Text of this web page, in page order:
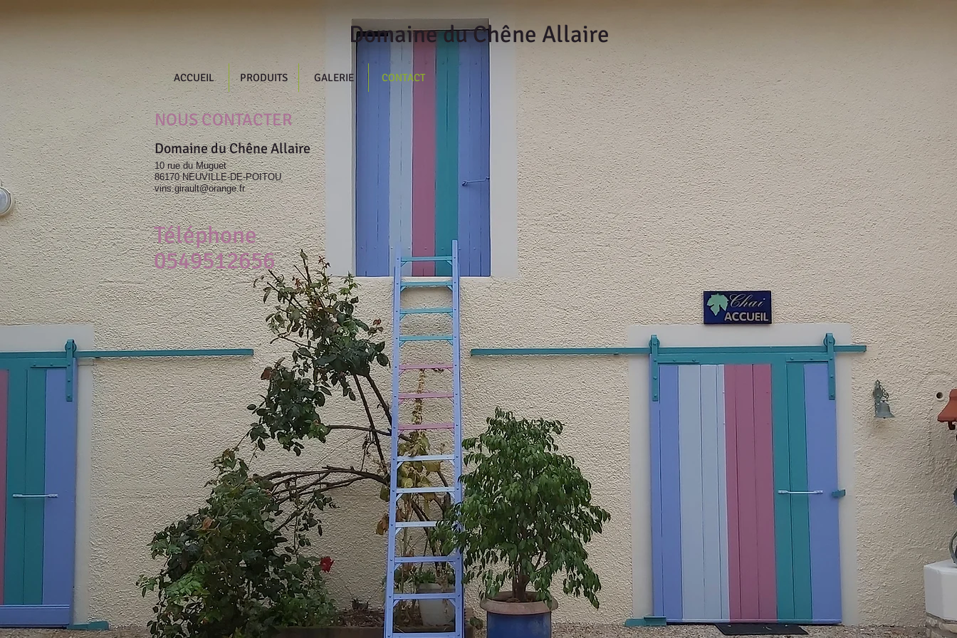
Domaine du Chêne Allaire
ACCUEIL PRODUITS GALERIE CONTACT
NOUS CONTACTER
Domaine du Chêne Allaire
10 rue du Muguet
86170 NEUVILLE-DE-POITOU
vins.girault@orange.fr
Téléphone
0549512656